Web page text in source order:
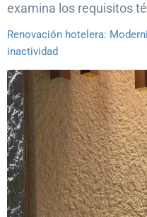
examina los requisitos
Renovación hotelera:
inactividad